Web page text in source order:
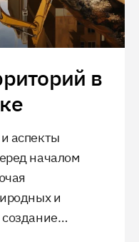
в
аспекты
началом
и